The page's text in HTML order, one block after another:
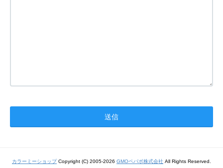
カラーミーショップCopyright (C) 2005-2026 GMOペパボ株式会社 All Rights Reserved.